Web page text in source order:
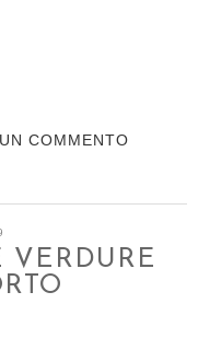
COMMENTO
VERDURE